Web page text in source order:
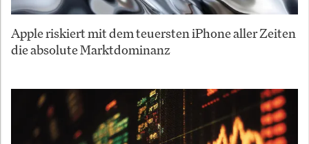
Apple riskiert mit dem teuersten iPhone aller Zeiten
die absolute Marktdominanz